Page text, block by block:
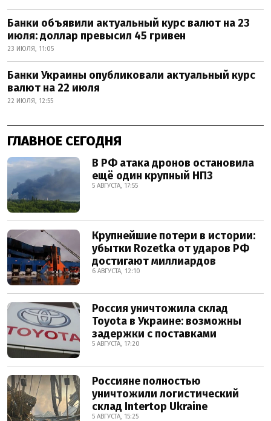
Банки объявили актуальный курс валют на 23
июля: доллар превысил 45 гривен
23 ИЮЛЯ, 11:05
Банки Украины опубликовали актуальный курс
валют на 22 июля
22 ИЮЛЯ, 12:55
ГЛАВНОЕ СЕГОДНЯ
В РФ атака дронов остановила
ещё один крупный НПЗ
5 АВГУСТА, 17:55
Крупнейшие потери в истории:
убытки Rozetka от ударов РФ
достигают миллиардов
6 АВГУСТА, 12:10
Россия уничтожила склад
Toyota в Украине: возможны
задержки с поставками
5 АВГУСТА, 17:20
Россияне полностью
уничтожили логистический
склад Intertop Ukraine
5 АВГУСТА, 15:25